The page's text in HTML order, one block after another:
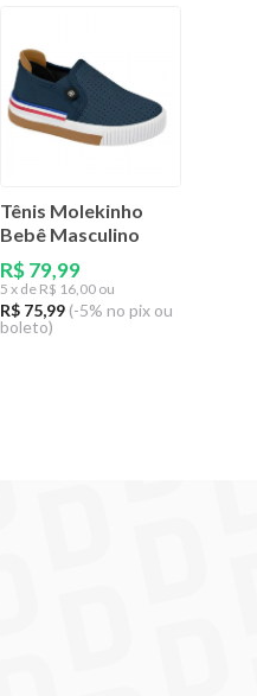
Tênis Molekinho
Bebê Masculino
R$ 79,99
5 x de R$ 16,00 ou
R$ 75,99 (-5% no pix ou
boleto)